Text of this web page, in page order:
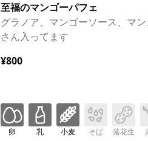
至福のマンゴーパフェ
グラノア、マンゴーソース、マン
さん入ってます
¥800
卵 乳 小麦 そば 落花生